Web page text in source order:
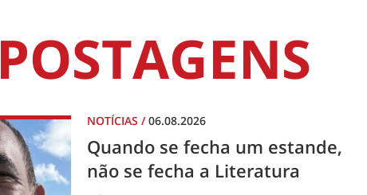
POSTAGENS
NOTÍCIAS /06.08.2026
Quando se fecha um estande,
não se fecha a Literatura